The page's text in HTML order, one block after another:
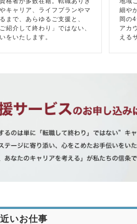
キャリア、ライフプランやマ
まで、あらゆるご支援と、
紹介して終わり」ではない、
をいたします。
細や
岡の
アカ
える
いお仕事